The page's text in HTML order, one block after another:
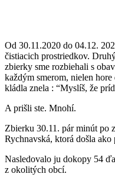
Od 30.11.2020 do 04.12.
čistiacich prostriedkov.
zbierky sme rozbiehali s
každým smerom, nielen hore
kládla znela : “Myslíš, že
A prišli ste. Mnohí.
Zbierku 30.11. pár minút po
Rychnavská, ktorá došla
Nasledovalo ju dokopy 54
z okolitých obcí.